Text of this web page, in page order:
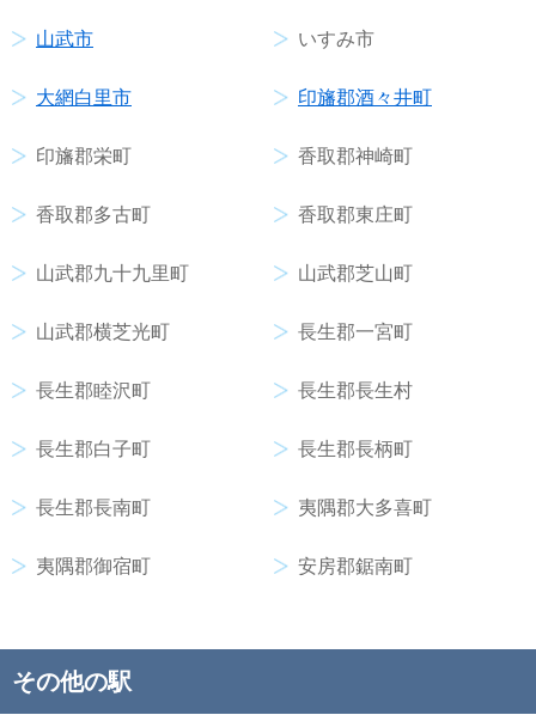
山武市 いすみ市
大網白里市 印旛郡酒々井町
印旛郡栄町 香取郡神崎町
香取郡多古町 香取郡東庄町
山武郡九十九里町 山武郡芝山町
山武郡横芝光町 長生郡一宮町
長生郡睦沢町 長生郡長生村
長生郡白子町 長生郡長柄町
長生郡長南町 夷隅郡大多喜町
夷隅郡御宿町 安房郡鋸南町
その他の駅